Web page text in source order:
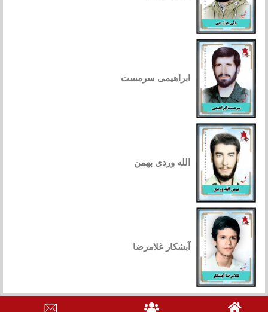
ابراهیمی سرمست
الله وردی بهمن
آبشکار غلامرضا